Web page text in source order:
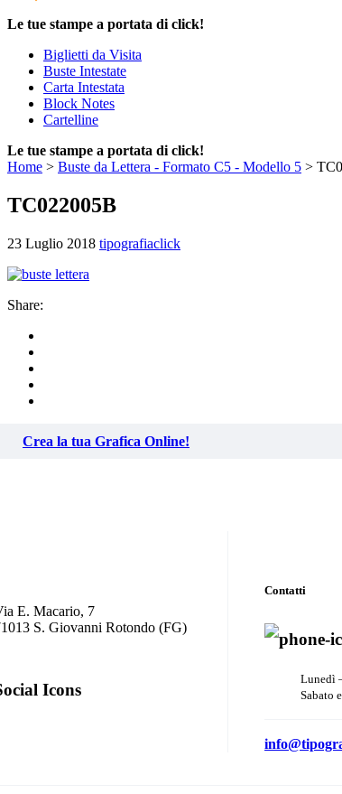
Le tue stampe a portata di click!
Biglietti da Visita
Buste Intestate
Carta Intestata
Block Notes
Cartelline
Le tue stampe a portata di click!
Home > Buste da Lettera - Formato C5 - Modello 5 >
TC022005B
23 Luglio 2018 tipografiaclick
Share:
Crea la tua Grafica Online!
E. Macario, 7
S. Giovanni Rotondo (FG)
Icons
Contatti
Lunedì
Sabato